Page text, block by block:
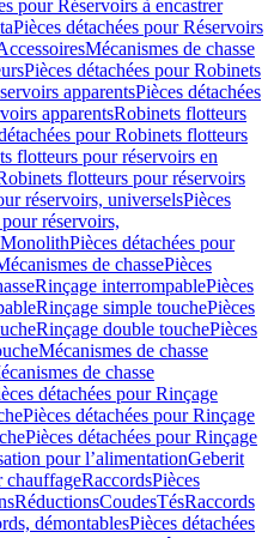
pour Réservoirs à encastrer
Pièces détachées pour Réservoirs
Mécanismes de chasse
Pièces détachées pour Robinets
apparentsPièces détachées
apparentsRobinets flotteurs
pour Robinets flotteurs
flotteurs pour réservoirs en
flotteurs pour réservoirs
réservoirs, universelsPièces
réservoirs,
Pièces détachées pour
de chassePièces
Rinçage interrompablePièces
Rinçage simple touchePièces
Rinçage double touchePièces
Mécanismes de chasse
de chasse
détachées pour Rinçage
Pièces détachées pour Rinçage
Pièces détachées pour Rinçage
pour l’alimentationGeberit
chauffageRaccordsPièces
RéductionsCoudesTésRaccords
démontablesPièces détachées